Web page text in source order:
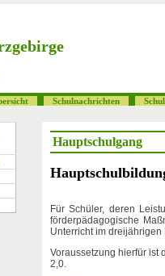
Schulnachrichten
Hauptschulgang
Für Schüler, deren
förderpädagogische
Unterricht im dreijährigen
Voraussetzung hierfür ist
2,0.